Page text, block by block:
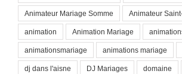
Animateur Mariage Somme Animateur
animation Animation Mariage
animationsmariage animations mariage
dj dans l'aisne DJ Mariages domaine